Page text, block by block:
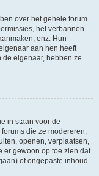
over het gehele forum.
het verbannen
enz. Hun
aan hen heeft
eigenaar, hebben ze
in staan voor de
die ze modereren,
openen, verplaatsen,
er gewoon op toe zien dat
of ongepaste inhoud